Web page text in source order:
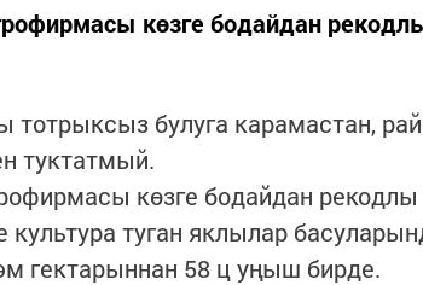
көзге бодайдан
тотрыксыз булуга карамастан,
туктатмый.
көзге бодайдан
культура туган яклылар
гектарыннан 58 ц уңыш бирде.